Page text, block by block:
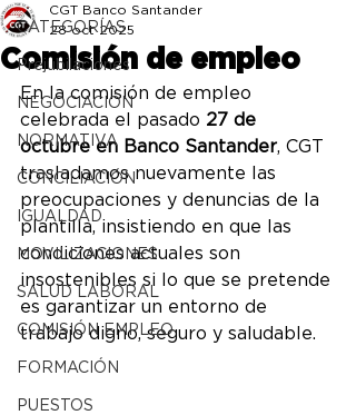
CATEGORÍAS
Prejubilaciones
NEGOCIACIÓN
NORMATIVA
CONCILIACIÓN
IGUALDAD
MOVILIZACIONES
SALUD LABORAL
COMISIÓN EMPLEO
FORMACIÓN
PUESTOS
Comisión de empleo
CGT Banco Santander
28 oct 2025
En la comisión de empleo
celebrada el pasado 27 de
octubre en Banco Santander, CGT
trasladamos nuevamente las
preocupaciones y denuncias de la
plantilla, insistiendo en que las
condiciones actuales son
insostenibles si lo que se pretende
es garantizar un entorno de
trabajo digno, seguro y saludable.